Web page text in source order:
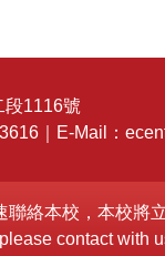
段1116號
｜E-Mail：
絡本校，本校將
contact with